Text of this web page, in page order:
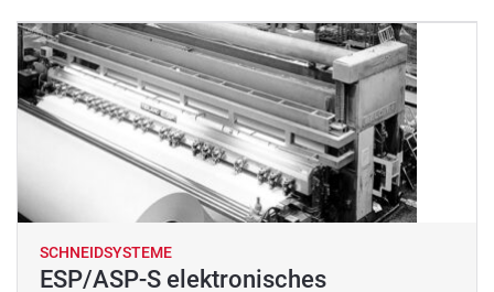
SCHNEIDSYSTEME
ESP/ASP-S elektronisches